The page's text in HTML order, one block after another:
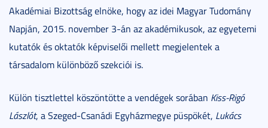
Akadémiai Bizottság elnöke, hogy az idei Magyar Tudomány
Napján, 2015. november 3-án az akadémikusok, az egyetemi
kutatók és oktatók képviselői mellett megjelentek a
társadalom különböző szekciói is.
Külön tisztlettel köszöntötte a vendégek sorában Kiss-Rigó
Lászlót, a Szeged-Csanádi Egyházmegye püspökét, Lukács